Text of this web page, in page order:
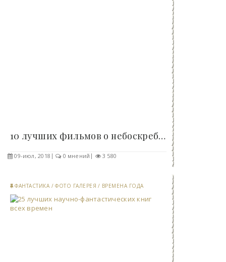
10 лучших фильмов о небоскребах (11 фото)..
09-июл, 2018 0 мнений 3 580
ФАНТАСТИКА /ФОТО ГАЛЕРЕЯ / ВРЕМЕНА ГОДА